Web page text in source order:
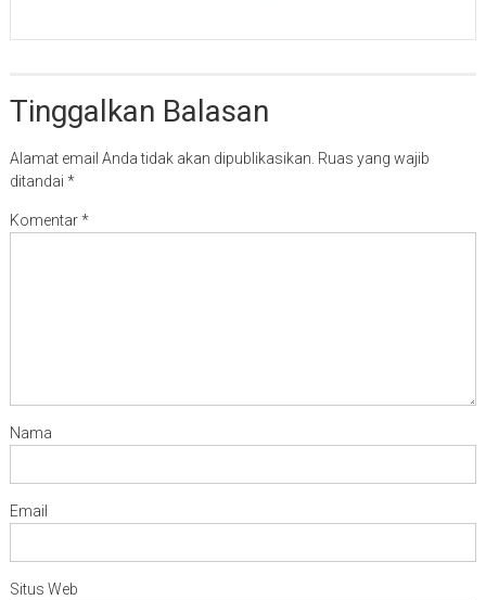
Tinggalkan Balasan
Alamat email Anda tidak akan dipublikasikan. Ruas yang wajib
ditandai *
Komentar*
Nama
Email
Situs Web